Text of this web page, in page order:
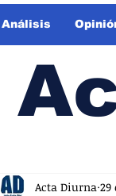
Análisis
Acta Diurna 29